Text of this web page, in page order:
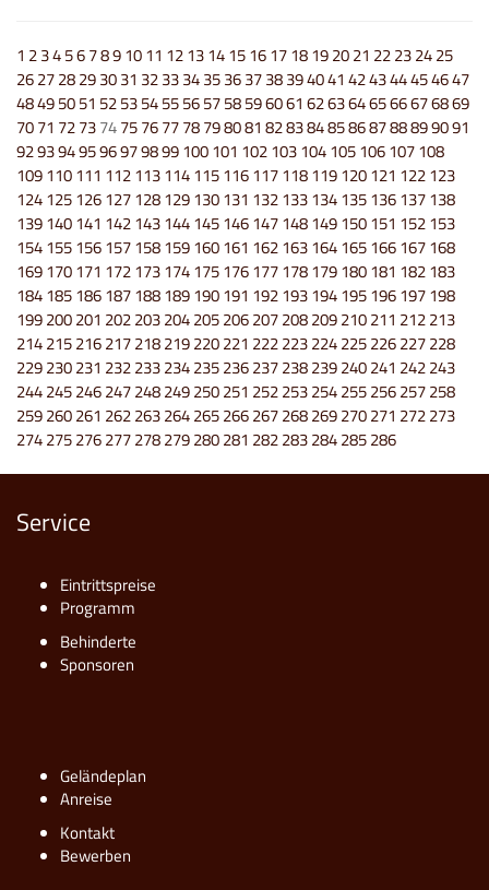
1 234567891011 12131415161718192021 22232425
262728293031 32333435363738394041 424344454647
48495051 52535455565758596061 6263646566676869
7071 72737475767778798081 82838485868788899091
9293949596979899100101 102103104105106107108
109110111 112113114115116117118119120121 122123
124125126127128129130131 132133134135136137138
139140141 142143144145146147148149150151 152153
154155156157158159160161 162163164165166167168
169170171 172173174175176177178179180181 182183
184185186187188189190191 192193194195196197198
199200201 202203204205206207208209210211 212213
214215216217218219220221 222223224225226227228
229230231 232233234235236237238239240241 242243
244245246247248249250251 252253254255256257258
259260261 262263264265266267268269270271 272273
274275276277278279280281 282283284285286
Service
Eintrittspreise
Programm
Behinderte
Sponsoren
Geländeplan
Anreise
Kontakt
Bewerben